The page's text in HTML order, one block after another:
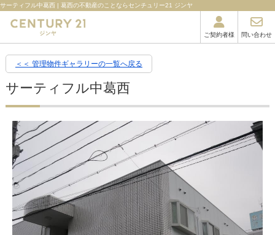
サーティフル中葛西 | 葛西の不動産のことならセンチュリー21 ジンヤ
ご契約者様 問い合わせ
＜＜ 管理物件ギャラリーの一覧へ戻る
サーティフル中葛西